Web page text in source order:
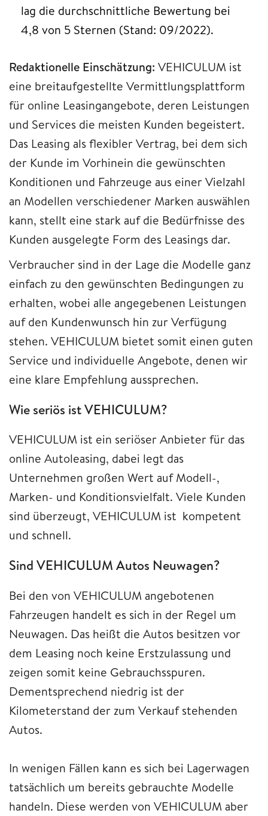
lag die durchschnittliche Bewertung bei
4,8 von 5 Sternen (Stand: 09/2022).
Redaktionelle Einschätzung: VEHICULUM ist
eine breitaufgestellte Vermittlungsplattform
für online Leasingangebote, deren Leistungen
und Services die meisten Kunden begeistert.
Das Leasing als flexibler Vertrag, bei dem sich
der Kunde im Vorhinein die gewünschten
Konditionen und Fahrzeuge aus einer Vielzahl
an Modellen verschiedener Marken auswählen
kann, stellt eine stark auf die Bedürfnisse des
Kunden ausgelegte Form des Leasings dar.
Verbraucher sind in der Lage die Modelle ganz
einfach zu den gewünschten Bedingungen zu
erhalten, wobei alle angegebenen Leistungen
auf den Kundenwunsch hin zur Verfügung
stehen. VEHICULUM bietet somit einen guten
Service und individuelle Angebote, denen wir
eine klare Empfehlung aussprechen.
Wie seriös ist VEHICULUM?
VEHICULUM ist ein seriöser Anbieter für das
online Autoleasing, dabei legt das
Unternehmen großen Wert auf Modell-,
Marken- und Konditionsvielfalt. Viele Kunden
sind überzeugt, VEHICULUM ist kompetent
und schnell.
Sind VEHICULUM Autos Neuwagen?
Bei den von VEHICULUM angebotenen
Fahrzeugen handelt es sich in der Regel um
Neuwagen. Das heißt die Autos besitzen vor
dem Leasing noch keine Erstzulassung und
zeigen somit keine Gebrauchsspuren.
Dementsprechend niedrig ist der
Kilometerstand der zum Verkauf stehenden
Autos.
In wenigen Fällen kann es sich bei Lagerwagen
tatsächlich um bereits gebrauchte Modelle
handeln. Diese werden von VEHICULUM aber